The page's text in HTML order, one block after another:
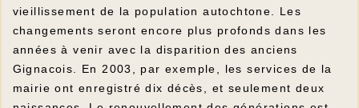
vieillissement de la population autochtone. Les
changements seront encore plus profonds dans les
années à venir avec la disparition des anciens
Gignacois. En 2003, par exemple, les services de la
mairie ont enregistré dix décès, et seulement deux